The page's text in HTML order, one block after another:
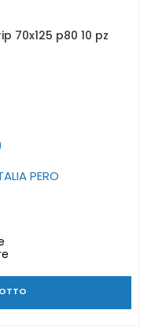
70x125 p80 10 pz
PERO